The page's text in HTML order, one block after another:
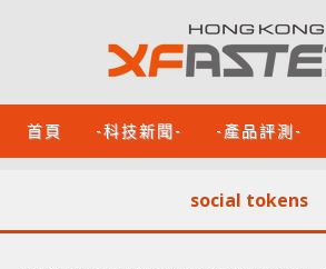
首頁 -科技新聞- -產品評測-
social tokens